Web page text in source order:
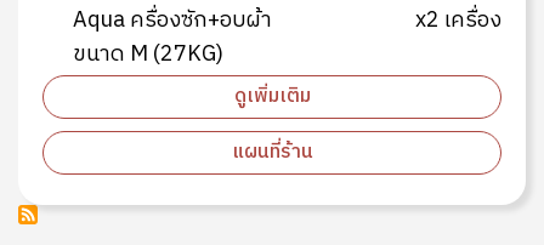
Aqua ครื่องซัก+อบผ้า
ขนาด M (27KG)
x2 เครื่อง
ดูเพิ่มเติม
แผนที่ร้าน